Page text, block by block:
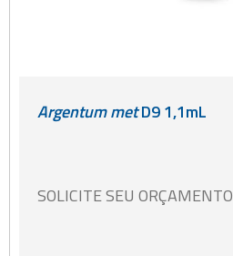
Argentum metD9 1,1mL
SOLICITE SEU ORÇAMENTO